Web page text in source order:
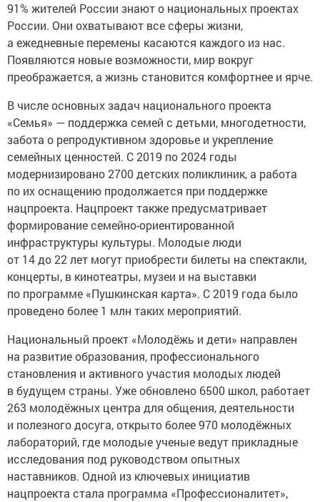
91% жителей России знают о национальных проектах
России. Они охватывают все сферы жизни,
а ежедневные перемены касаются каждого из нас.
Появляются новые возможности, мир вокруг
преображается, а жизнь становится комфортнее и ярче.
В числе основных задач национального проекта
«Семья» — поддержка семей с детьми, многодетности,
забота о репродуктивном здоровье и укрепление
семейных ценностей. С 2019 по 2024 годы
модернизировано 2700 детских поликлиник, а работа
по их оснащению продолжается при поддержке
нацпроекта. Нацпроект также предусматривает
формирование семейно-ориентированной
инфраструктуры культуры. Молодые люди
от 14 до 22 лет могут приобрести билеты на спектакли,
концерты, в кинотеатры, музеи и на выставки
по программе «Пушкинская карта». С 2019 года было
проведено более 1 млн таких мероприятий.
Национальный проект «Молодёжь и дети» направлен
на развитие образования, профессионального
становления и активного участия молодых людей
в будущем страны. Уже обновлено 6500 школ, работает
263 молодёжных центра для общения, деятельности
и полезного досуга, открыто более 970 молодёжных
лабораторий, где молодые ученые ведут прикладные
исследования под руководством опытных
наставников. Одной из ключевых инициатив
нацпроекта стала программа «Профессионалитет»,